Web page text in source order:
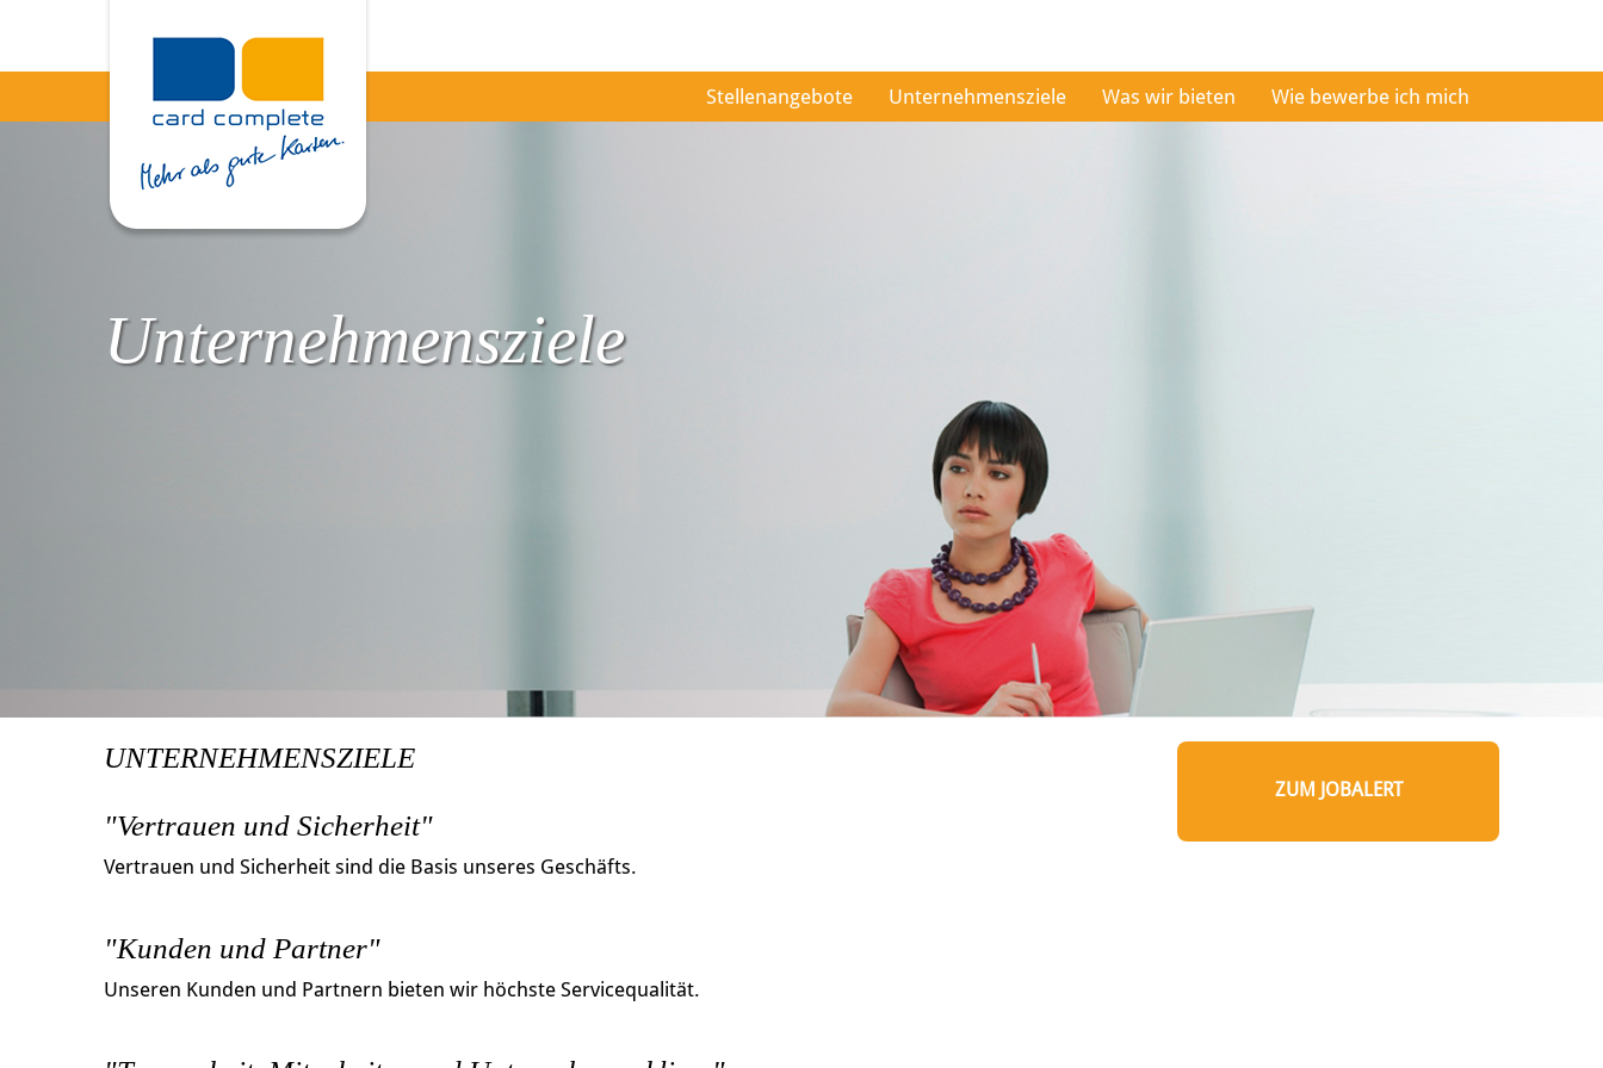
Stellenangebote Unternehmensziele Was wir bieten Wie bewerbe ich mich
Unternehmensziele
ZUM JOBALERT
UNTERNEHMENSZIELE
"Vertrauen und Sicherheit"
Vertrauen und Sicherheit sind die Basis unseres Geschäfts.
"Kunden und Partner"
Unseren Kunden und Partnern bieten wir höchste Servicequalität.